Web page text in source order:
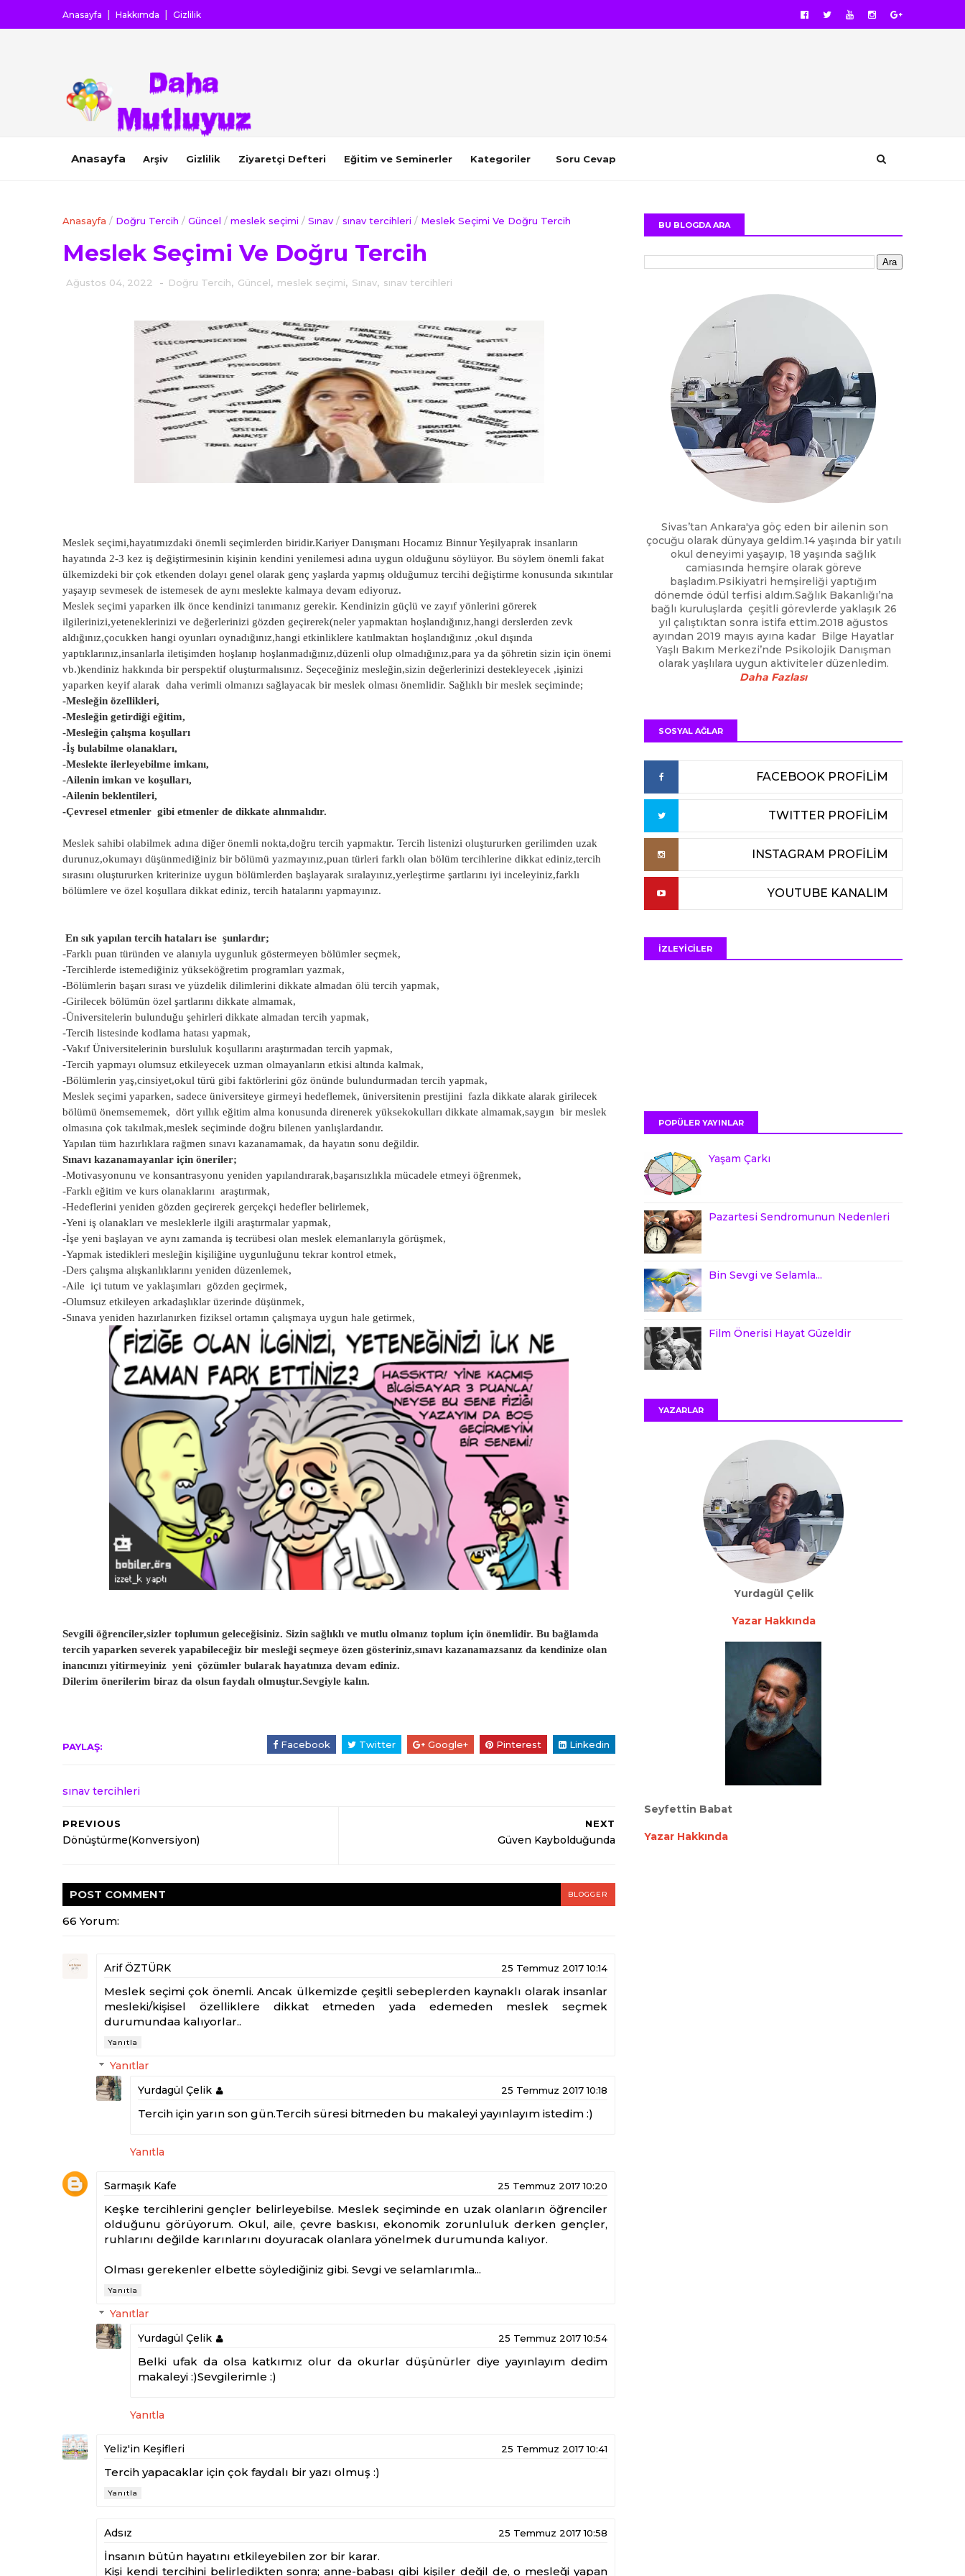
Anasayfa Hakkımda Gizlilik
Anasayfa Arşiv Gizlilik Ziyaretçi Defteri Eğitim ve Seminerler Kategoriler Soru Cevap
Anasayfa / Doğru Tercih / Güncel / meslek seçimi / Sınav / sınav tercihleri / Meslek Seçimi Ve Doğru Tercih
Meslek Seçimi Ve Doğru Tercih
Ağustos 04, 2022 - Doğru Tercih, Güncel, meslek seçimi, Sınav, sınav tercihleri
Meslek seçimi,hayatımızdaki önemli seçimlerden biridir.Kariyer Danışmanı Hocamız Binnur Yeşilyaprak insanların
hayatında 2-3 kez iş değiştirmesinin kişinin kendini yenilemesi adına uygun olduğunu söylüyor. Bu söylem önemli fakat
ülkemizdeki bir çok etkenden dolayı genel olarak genç yaşlarda yapmış olduğumuz tercihi değiştirme konusunda sıkıntılar
yaşayıp sevmesek de istemesek de aynı meslekte kalmaya devam ediyoruz.
Meslek seçimi yaparken ilk önce kendinizi tanımanız gerekir. Kendinizin güçlü ve zayıf yönlerini görerek
ilgilerinizi,yeteneklerinizi ve değerlerinizi gözden geçirerek(neler yapmaktan hoşlandığınız,hangi derslerden zevk
aldığınız,çocukken hangi oyunları oynadığınız,hangi etkinliklere katılmaktan hoşlandığınız ,okul dışında
yaptıklarınız,insanlarla iletişimden hoşlanıp hoşlanmadığınız,düzenli olup olmadığınız,para ya da şöhretin sizin için önemi
vb.)kendiniz hakkında bir perspektif oluşturmalısınız. Seçeceğiniz mesleğin,sizin değerlerinizi destekleyecek ,işinizi
yaparken keyif alarak daha verimli olmanızı sağlayacak bir meslek olması önemlidir. Sağlıklı bir meslek seçiminde;
-Mesleğin özellikleri,
-Mesleğin getirdiği eğitim,
-Mesleğin çalışma koşulları
-İş bulabilme olanakları,
-Meslekte ilerleyebilme imkanı,
-Ailenin imkan ve koşulları,
-Ailenin beklentileri,
-Çevresel etmenler gibi etmenler de dikkate alınmalıdır.
Meslek sahibi olabilmek adına diğer önemli nokta,doğru tercih yapmaktır. Tercih listenizi oluştururken gerilimden uzak
durunuz,okumayı düşünmediğiniz bir bölümü yazmayınız,puan türleri farklı olan bölüm tercihlerine dikkat ediniz,tercih
sırasını oluştururken kriterinize uygun bölümlerden başlayarak sıralayınız,yerleştirme şartlarını iyi inceleyiniz,farklı
bölümlere ve özel koşullara dikkat ediniz, tercih hatalarını yapmayınız.
En sık yapılan tercih hataları ise şunlardır;
-Farklı puan türünden ve alanıyla uygunluk göstermeyen bölümler seçmek,
-Tercihlerde istemediğiniz yükseköğretim programları yazmak,
-Bölümlerin başarı sırası ve yüzdelik dilimlerini dikkate almadan ölü tercih yapmak,
-Girilecek bölümün özel şartlarını dikkate almamak,
-Üniversitelerin bulunduğu şehirleri dikkate almadan tercih yapmak,
-Tercih listesinde kodlama hatası yapmak,
-Vakıf Üniversitelerinin bursluluk koşullarını araştırmadan tercih yapmak,
-Tercih yapmayı olumsuz etkileyecek uzman olmayanların etkisi altında kalmak,
-Bölümlerin yaş,cinsiyet,okul türü gibi faktörlerini göz önünde bulundurmadan tercih yapmak,
Meslek seçimi yaparken, sadece üniversiteye girmeyi hedeflemek, üniversitenin prestijini fazla dikkate alarak girilecek
bölümü önemsememek, dört yıllık eğitim alma konusunda direnerek yüksekokulları dikkate almamak,saygın bir meslek
olmasına çok takılmak,meslek seçiminde doğru bilenen yanlışlardandır.
Yapılan tüm hazırlıklara rağmen sınavı kazanamamak, da hayatın sonu değildir.
Sınavı kazanamayanlar için öneriler;
-Motivasyonunu ve konsantrasyonu yeniden yapılandırarak,başarısızlıkla mücadele etmeyi öğrenmek,
-Farklı eğitim ve kurs olanaklarını araştırmak,
-Hedeflerini yeniden gözden geçirerek gerçekçi hedefler belirlemek,
-Yeni iş olanakları ve mesleklerle ilgili araştırmalar yapmak,
-İşe yeni başlayan ve aynı zamanda iş tecrübesi olan meslek elemanlarıyla görüşmek,
-Yapmak istedikleri mesleğin kişiliğine uygunluğunu tekrar kontrol etmek,
-Ders çalışma alışkanlıklarını yeniden düzenlemek,
-Aile içi tutum ve yaklaşımları gözden geçirmek,
-Olumsuz etkileyen arkadaşlıklar üzerinde düşünmek,
-Sınava yeniden hazırlanırken fiziksel ortamın çalışmaya uygun hale getirmek,
Sevgili öğrenciler,sizler toplumun geleceğisiniz. Sizin sağlıklı ve mutlu olmanız toplum için önemlidir. Bu bağlamda
tercih yaparken severek yapabileceğiz bir mesleği seçmeye özen gösteriniz,sınavı kazanamazsanız da kendinize olan
inancınızı yitirmeyiniz yeni çözümler bularak hayatınıza devam ediniz.
Dilerim önerilerim biraz da olsun faydalı olmuştur.Sevgiyle kalın.
PAYLAŞ: Facebook Twitter Google+ Pinterest Linkedin
sınav tercihleri
NEXT
Güven Kaybolduğunda
PREVIOUS
Dönüştürme(Konversiyon)
POST COMMENT BLOGGER
66 Yorum:
Arif ÖZTÜRK 25 Temmuz 2017 10:14
Meslek seçimi çok önemli. Ancak ülkemizde çeşitli sebeplerden kaynaklı olarak insanlar
mesleki/kişisel özelliklere dikkat etmeden yada edemeden meslek seçmek
durumundaa kalıyorlar..
Yanıtla
Yanıtlar
Yurdagül Çelik
25 Temmuz 2017 10:18
Tercih için yarın son gün.Tercih süresi bitmeden bu makaleyi yayınlayım istedim :)
Yanıtla
Sarmaşık Kafe 25 Temmuz 2017 10:20
Keşke tercihlerini gençler belirleyebilse. Meslek seçiminde en uzak olanların öğrenciler
olduğunu görüyorum. Okul, aile, çevre baskısı, ekonomik zorunluluk derken gençler,
ruhlarını değilde karınlarını doyuracak olanlara yönelmek durumunda kalıyor.
Olması gerekenler elbette söylediğiniz gibi. Sevgi ve selamlarımla...
Yanıtla
Yanıtlar
Yurdagül Çelik
25 Temmuz 2017 10:54
Belki ufak da olsa katkımız olur da okurlar düşünürler diye yayınlayım dedim
makaleyi :)Sevgilerimle :)
Yanıtla
Yeliz'in Keşifleri 25 Temmuz 2017 10:41
Tercih yapacaklar için çok faydalı bir yazı olmuş :)
Yanıtla
Adsız 25 Temmuz 2017 10:58
İnsanın bütün hayatını etkileyebilen zor bir karar.
Kişi kendi tercihini belirledikten sonra; anne-babası gibi kişiler değil de, o mesleği yapan
BU BLOGDA ARA
Sivas’tan Ankara'ya göç eden bir ailenin son
çocuğu olarak dünyaya geldim.14 yaşında bir yatılı
okul deneyimi yaşayıp, 18 yaşında sağlık
camiasında hemşire olarak göreve
başladım.Psikiyatri hemşireliği yaptığım
dönemde ödül terfisi aldım.Sağlık Bakanlığı’na
bağlı kuruluşlarda çeşitli görevlerde yaklaşık 26
yıl çalıştıktan sonra istifa ettim.2018 ağustos
ayından 2019 mayıs ayına kadar Bilge Hayatlar
Yaşlı Bakım Merkezi’nde Psikolojik Danışman
olarak yaşlılara uygun aktiviteler düzenledim.
Daha Fazlası
SOSYAL AĞLAR
FACEBOOK PROFİLİM
TWITTER PROFİLİM
INSTAGRAM PROFİLİM
YOUTUBE KANALIM
İZLEYİCİLER
POPÜLER YAYINLAR
Yaşam Çarkı
Pazartesi Sendromunun Nedenleri
Bin Sevgi ve Selamla...
Film Önerisi Hayat Güzeldir
YAZARLAR
Yurdagül Çelik
Yazar Hakkında
Seyfettin Babat
Yazar Hakkında